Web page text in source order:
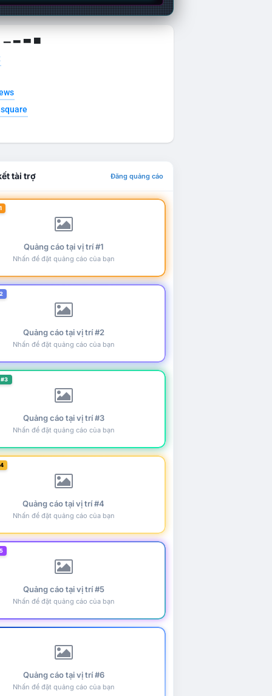
▁ ▂ ▃ ▄
tài trợ Đăng quảng cáo
Quảng cáo tại vị trí #1
Nhấn để đặt quảng cáo của bạn
Quảng cáo tại vị trí #2
Nhấn để đặt quảng cáo của bạn
Quảng cáo tại vị trí #3
Nhấn để đặt quảng cáo của bạn
Quảng cáo tại vị trí #4
Nhấn để đặt quảng cáo của bạn
Quảng cáo tại vị trí #5
Nhấn để đặt quảng cáo của bạn
Quảng cáo tại vị trí #6
Nhấn để đặt quảng cáo của bạn